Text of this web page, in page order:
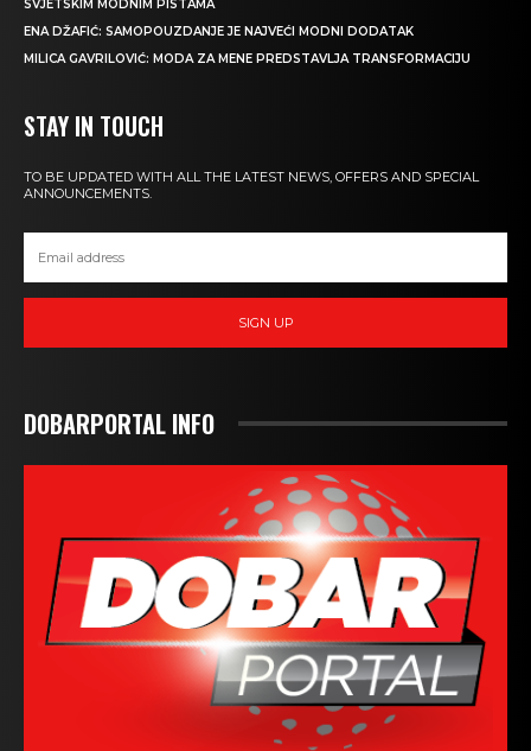
SVJETSKIM MODNIM PISTAMA
ENA DŽAFIĆ: SAMOPOUZDANJE JE NAJVEĆI MODNI DODATAK
MILICA GAVRILOVIĆ: MODA ZA MENE PREDSTAVLJA TRANSFORMACIJU
STAY IN TOUCH
TO BE UPDATED WITH ALL THE LATEST NEWS, OFFERS AND SPECIAL
ANNOUNCEMENTS.
SIGN UP
DOBARPORTAL INFO